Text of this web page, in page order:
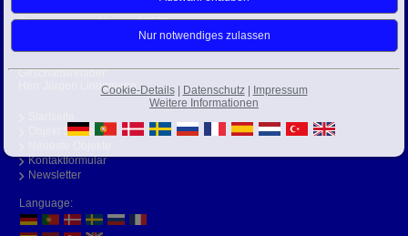
Steuernummer: Alanya: 28233
Handelsregisternr.: 28374
Geschäftsinhaber:
Herr Jürgen Lindemann
Objekt Suche
Kontaktformular
Newsletter
Language:
Cookie-Details| Datenschutz| Impressum
Weitere Informationen